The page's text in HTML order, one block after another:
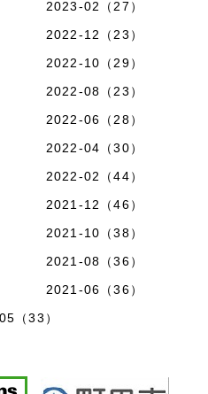
2023-02（27）
2022-12（23）
2022-10（29）
2022-08（23）
2022-06（28）
2022-04（30）
2022-02（44）
2021-12（46）
2021-10（38）
2021-08（36）
2021-06（36）
（33）